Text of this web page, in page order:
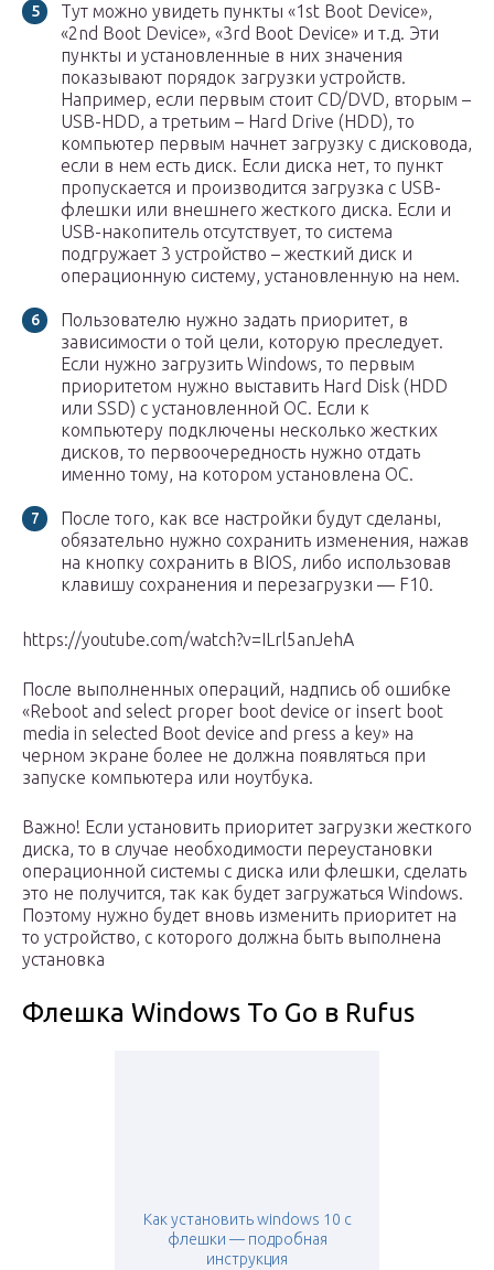
Тут можно увидеть пункты «1st Boot Device»,
«2nd Boot Device», «3rd Boot Device» и т.д. Эти
пункты и установленные в них значения
показывают порядок загрузки устройств.
Например, если первым стоит CD/DVD, вторым –
USB-HDD, а третьим – Hard Drive (HDD), то
компьютер первым начнет загрузку с дисковода,
если в нем есть диск. Если диска нет, то пункт
пропускается и производится загрузка с USB-
флешки или внешнего жесткого диска. Если и
USB-накопитель отсутствует, то система
подгружает 3 устройство – жесткий диск и
операционную систему, установленную на нем.
Пользователю нужно задать приоритет, в
зависимости о той цели, которую преследует.
Если нужно загрузить Windows, то первым
приоритетом нужно выставить Hard Disk (HDD
или SSD) с установленной ОС. Если к
компьютеру подключены несколько жестких
дисков, то первоочередность нужно отдать
именно тому, на котором установлена ОС.
После того, как все настройки будут сделаны,
обязательно нужно сохранить изменения, нажав
на кнопку сохранить в BIOS, либо использовав
клавишу сохранения и перезагрузки — F10.
https://youtube.com/watch?v=ILrl5anJehA
После выполненных операций, надпись об ошибке
«Reboot and select proper boot device or insert boot
media in selected Boot device and press a key» на
черном экране более не должна появляться при
запуске компьютера или ноутбука.
Важно! Если установить приоритет загрузки жесткого
диска, то в случае необходимости переустановки
операционной системы с диска или флешки, сделать
это не получится, так как будет загружаться Windows.
Поэтому нужно будет вновь изменить приоритет на
то устройство, с которого должна быть выполнена
установка
Флешка Windows To Go в Rufus
Как установить windows 10 с
флешки — подробная
инструкция